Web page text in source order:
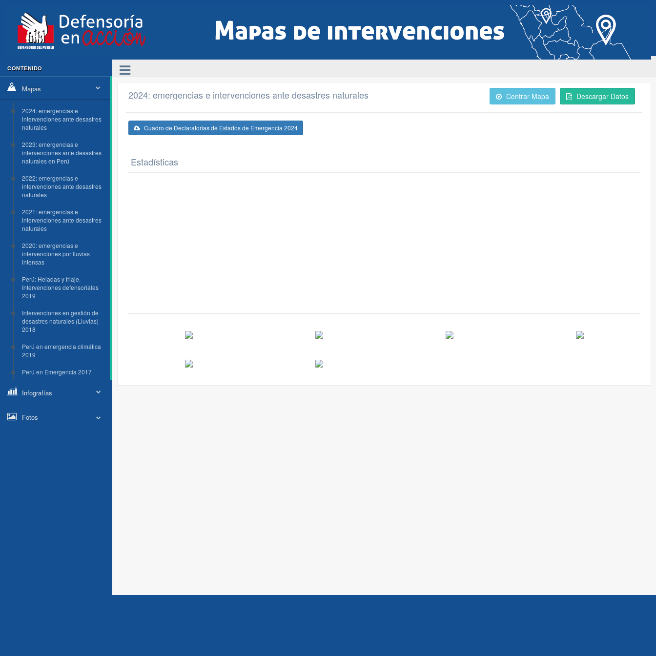
CONTENIDO
Mapas
2024: emergencias e
intervenciones ante desastres
naturales
2023: emergencias e
intervenciones ante desastres
naturales en Perú
2022: emergencias e
intervenciones ante desastres
naturales
2021: emergencias e
intervenciones ante desastres
naturales
2020: emergencias e
intervenciones por lluvias
intensas
Perú: Heladas y friaje.
Intervenciones defensoriales
2019
Intervenciones en gestión de
desastres naturales (Lluvias)
2018
Perú en emergencia climática
2019
Perú en Emergencia 2017
Infografías
Fotos
2024: emergencias e intervenciones ante desastres naturales Centrar Mapa Descargar Datos
Cuadro de Declaratorias de Estados de Emergencia 2024
Estadísticas